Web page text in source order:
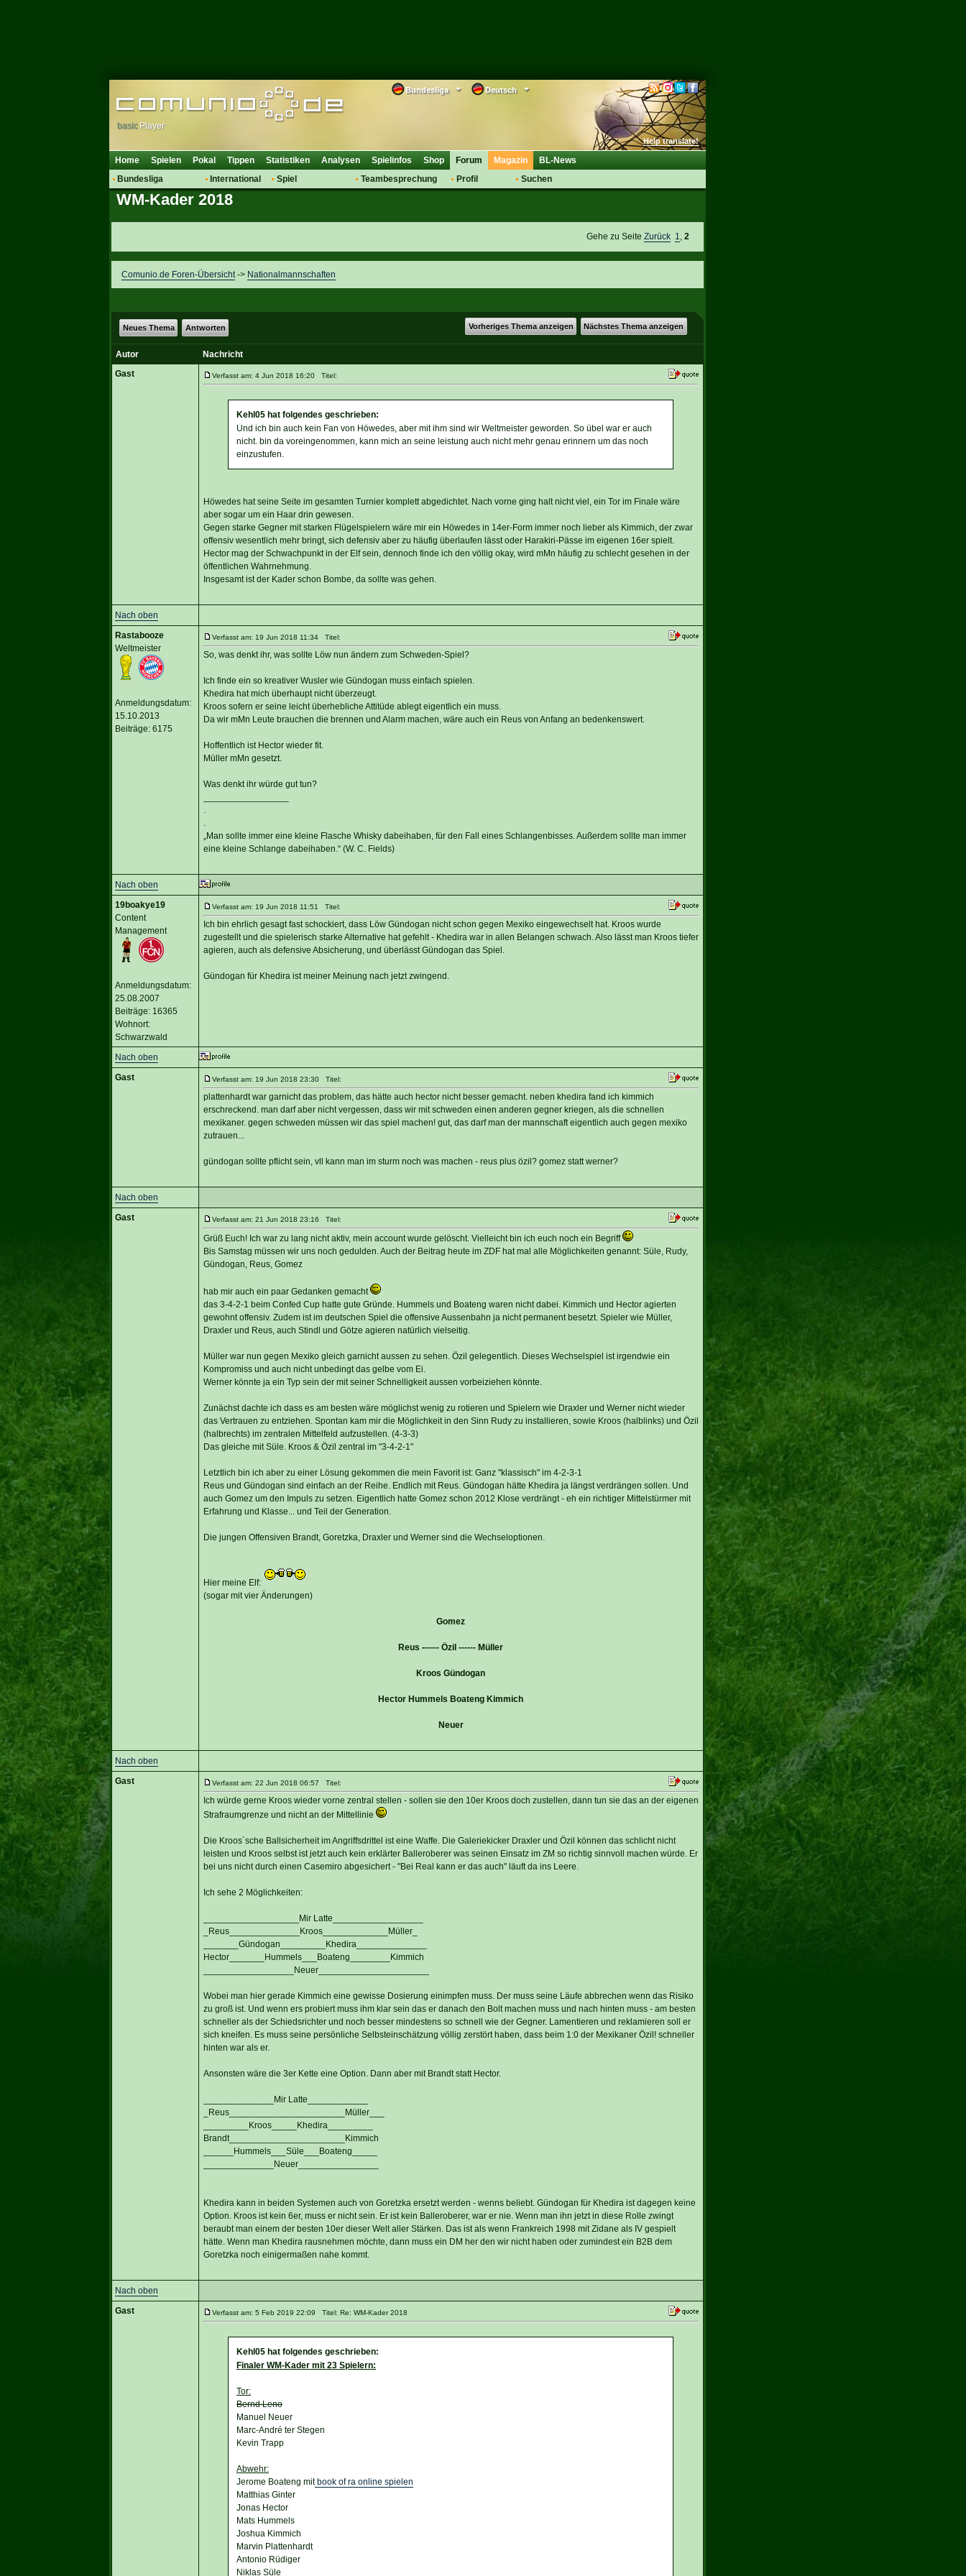
Deutsch
Bundesliga
Help translate!
basic Player
Home Spielen Pokal Tippen Statistiken Analysen Spielinfos Shop
Forum
Bundesliga
Hot News
Vereinsdiskussion
International
Vereine
Spiel
Teambesprechung
Saisonübergang
Profil
Suchen
Magazin BL-News
WM-Kader 2018
Gehe zu SeiteZurück 1 ,2
Comunio.de Foren-Übersicht-> Nationalmannschaften
Vorheriges Thema anzeigen Nächstes Thema anzeigen
Neues Thema Antworten
Autor
Nachricht
Gast
Verfasst am: 4 Jun 2018 16:20 Titel:
Kehl05 hat folgendes geschrieben:
Und ich bin auch kein Fan von Höwedes, aber mit ihm sind wir Weltmeister geworden. So übel war er auch
nicht. bin da voreingenommen, kann mich an seine leistung auch nicht mehr genau erinnern um das noch
einzustufen.
Höwedes hat seine Seite im gesamten Turnier komplett abgedichtet. Nach vorne ging halt nicht viel, ein Tor im Finale wäre
aber sogar um ein Haar drin gewesen.
Gegen starke Gegner mit starken Flügelspielern wäre mir ein Höwedes in 14er-Form immer noch lieber als Kimmich, der zwar
offensiv wesentlich mehr bringt, sich defensiv aber zu häufig überlaufen lässt oder Harakiri-Pässe im eigenen 16er spielt.
Hector mag der Schwachpunkt in der Elf sein, dennoch finde ich den völlig okay, wird mMn häufig zu schlecht gesehen in der
öffentlichen Wahrnehmung.
Insgesamt ist der Kader schon Bombe, da sollte was gehen.
Nach oben
Rastabooze
Weltmeister
Anmeldungsdatum:
15.10.2013
Beiträge: 6175
Verfasst am: 19 Jun 2018 11:34 Titel:
So, was denkt ihr, was sollte Löw nun ändern zum Schweden-Spiel?
Ich finde ein so kreativer Wusler wie Gündogan muss einfach spielen.
Khedira hat mich überhaupt nicht überzeugt.
Kroos sofern er seine leicht überhebliche Attitüde ablegt eigentlich ein muss.
Da wir mMn Leute brauchen die brennen und Alarm machen, wäre auch ein Reus von Anfang an bedenkenswert.
Hoffentlich ist Hector wieder fit.
Müller mMn gesetzt.
Was denkt ihr würde gut tun?
.
.
„Man sollte immer eine kleine Flasche Whisky dabeihaben, für den Fall eines Schlangenbisses. Außerdem sollte man immer
eine kleine Schlange dabeihaben.“ (W. C. Fields)
Nach oben
19boakye19
Content
Management
Anmeldungsdatum:
25.08.2007
Beiträge: 16365
Wohnort:
Schwarzwald
Verfasst am: 19 Jun 2018 11:51 Titel:
Ich bin ehrlich gesagt fast schockiert, dass Löw Gündogan nicht schon gegen Mexiko eingewechselt hat. Kroos wurde
zugestellt und die spielerisch starke Alternative hat gefehlt - Khedira war in allen Belangen schwach. Also lässt man Kroos tiefer
agieren, auch als defensive Absicherung, und überlässt Gündogan das Spiel.
Gündogan für Khedira ist meiner Meinung nach jetzt zwingend.
Nach oben
Gast
Verfasst am: 19 Jun 2018 23:30 Titel:
plattenhardt war garnicht das problem, das hätte auch hector nicht besser gemacht. neben khedira fand ich kimmich
erschreckend. man darf aber nicht vergessen, dass wir mit schweden einen anderen gegner kriegen, als die schnellen
mexikaner. gegen schweden müssen wir das spiel machen! gut, das darf man der mannschaft eigentlich auch gegen mexiko
zutrauen...
gündogan sollte pflicht sein, vll kann man im sturm noch was machen - reus plus özil? gomez statt werner?
Nach oben
Gast
Verfasst am: 21 Jun 2018 23:16 Titel:
Grüß Euch! Ich war zu lang nicht aktiv, mein account wurde gelöscht. Vielleicht bin ich euch noch ein Begriff
Bis Samstag müssen wir uns noch gedulden. Auch der Beitrag heute im ZDF hat mal alle Möglichkeiten genannt: Süle, Rudy,
Gündogan, Reus, Gomez
hab mir auch ein paar Gedanken gemacht
das 3-4-2-1 beim Confed Cup hatte gute Gründe. Hummels und Boateng waren nicht dabei. Kimmich und Hector agierten
gewohnt offensiv. Zudem ist im deutschen Spiel die offensive Aussenbahn ja nicht permanent besetzt. Spieler wie Müller,
Draxler und Reus, auch Stindl und Götze agieren natürlich vielseitig.
Müller war nun gegen Mexiko gleich garnicht aussen zu sehen. Özil gelegentlich. Dieses Wechselspiel ist irgendwie ein
Kompromiss und auch nicht unbedingt das gelbe vom Ei.
Werner könnte ja ein Typ sein der mit seiner Schnelligkeit aussen vorbeiziehen könnte.
Zunächst dachte ich dass es am besten wäre möglichst wenig zu rotieren und Spielern wie Draxler und Werner nicht wieder
das Vertrauen zu entziehen. Spontan kam mir die Möglichkeit in den Sinn Rudy zu installieren, sowie Kroos (halblinks) und Özil
(halbrechts) im zentralen Mittelfeld aufzustellen. (4-3-3)
Das gleiche mit Süle. Kroos & Özil zentral im "3-4-2-1"
Letztlich bin ich aber zu einer Lösung gekommen die mein Favorit ist: Ganz "klassisch" im 4-2-3-1
Reus und Gündogan sind einfach an der Reihe. Endlich mit Reus. Gündogan hätte Khedira ja längst verdrängen sollen. Und
auch Gomez um den Impuls zu setzen. Eigentlich hatte Gomez schon 2012 Klose verdrängt - eh ein richtiger Mittelstürmer mit
Erfahrung und Klasse... und Teil der Generation.
Die jungen Offensiven Brandt, Goretzka, Draxler und Werner sind die Wechseloptionen.
Hier meine Elf:
(sogar mit vier Änderungen)
Gomez
Reus ------ Özil ------ Müller
Kroos Gündogan
Hector Hummels Boateng Kimmich
Neuer
Nach oben
Gast
Verfasst am: 22 Jun 2018 06:57 Titel:
Ich würde gerne Kroos wieder vorne zentral stellen - sollen sie den 10er Kroos doch zustellen, dann tun sie das an der eigenen
Strafraumgrenze und nicht an der Mittellinie
Die Kroos´sche Ballsicherheit im Angriffsdrittel ist eine Waffe. Die Galeriekicker Draxler und Özil können das schlicht nicht
leisten und Kroos selbst ist jetzt auch kein erklärter Balleroberer was seinen Einsatz im ZM so richtig sinnvoll machen würde. Er
bei uns nicht durch einen Casemiro abgesichert - "Bei Real kann er das auch" läuft da ins Leere.
Ich sehe 2 Möglichkeiten:
___________________Mir Latte__________________
_Reus______________Kroos_____________Müller_
_______Gündogan_________Khedira______________
Hector_______Hummels___Boateng________Kimmich
__________________Neuer______________________
Wobei man hier gerade Kimmich eine gewisse Dosierung einimpfen muss. Der muss seine Läufe abbrechen wenn das Risiko
zu groß ist. Und wenn ers probiert muss ihm klar sein das er danach den Bolt machen muss und nach hinten muss - am besten
schneller als der Schiedsrichter und noch besser mindestens so schnell wie der Gegner. Lamentieren und reklamieren soll er
sich kneifen. Es muss seine persönliche Selbsteinschätzung völlig zerstört haben, dass beim 1:0 der Mexikaner Özil! schneller
hinten war als er.
Ansonsten wäre die 3er Kette eine Option. Dann aber mit Brandt statt Hector.
______________Mir Latte____________
_Reus_______________________Müller___
_________Kroos_____Khedira_________
Brandt_______________________Kimmich
______Hummels___Süle___Boateng_____
______________Neuer________________
Khedira kann in beiden Systemen auch von Goretzka ersetzt werden - wenns beliebt. Gündogan für Khedira ist dagegen keine
Option. Kroos ist kein 6er, muss er nicht sein. Er ist kein Balleroberer, war er nie. Wenn man ihn jetzt in diese Rolle zwingt
beraubt man einem der besten 10er dieser Welt aller Stärken. Das ist als wenn Frankreich 1998 mit Zidane als IV gespielt
hätte. Wenn man Khedira rausnehmen möchte, dann muss ein DM her den wir nicht haben oder zumindest ein B2B dem
Goretzka noch einigermaßen nahe kommt.
Nach oben
Gast
Verfasst am: 5 Feb 2019 22:09 Titel: Re: WM-Kader 2018
Kehl05 hat folgendes geschrieben:
Finaler WM-Kader mit 23 Spielern:
Tor:
Bernd Leno
Manuel Neuer
Marc-André ter Stegen
Kevin Trapp
Abwehr:
Jerome Boateng mitbook of ra online spielen
Matthias Ginter
Jonas Hector
Mats Hummels
Joshua Kimmich
Marvin Plattenhardt
Antonio Rüdiger
Niklas Süle